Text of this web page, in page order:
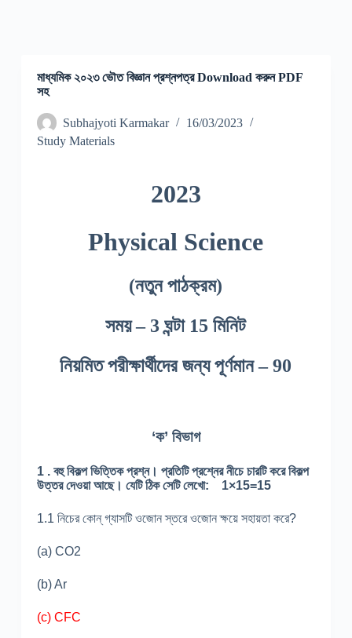
মাধ্যমিক ২০২৩ ভৌত বিজ্ঞান প্রশ্নপত্র Download করুন PDF
সহ
Subhajyoti Karmakar
16/03/2023
Study Materials
2023
Physical Science
(নতুন পাঠক্রম)
সময় – 3 ঘন্টা 15 মিনিট
নিয়মিত পরীক্ষার্থীদের জন্য পূর্ণমান – 90
‘ক’ বিভাগ
1 . বহু বিকল্প ভিত্তিক প্রশ্ন। প্রতিটি প্রশ্নের নীচে চারটি করে বিকল্প
উত্তর দেওয়া আছে। যেটি ঠিক সেটি লেখো: 1×15=15
1.1 নিচের কোন্ গ্যাসটি ওজোন স্তরে ওজোন ক্ষয়ে সহায়তা করে?
(a) CO2
(b) Ar
(c) CFC